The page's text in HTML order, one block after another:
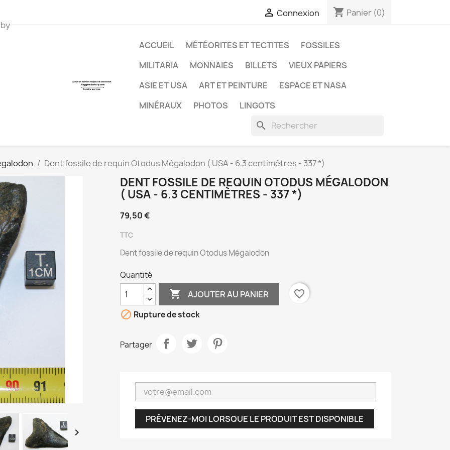
 Connexion shopping_cart Panier (0)
ACCUEIL MÉTÉORITES ET TECTITES
FOSSILES
MILITARIA
MONNAIES BILLETS
VIEUX PAPIERS
ASIE ET USA
ART ET PEINTURE
ESPACE ET NASA
MINÉRAUX
PHOTOS LINGOTS
search
Dent fossile de requin Otodus Mégalodon ( USA - 6.3 centimètres - 337 *)

DENT FOSSILE DE REQUIN OTODUS MÉGALODON
( USA - 6.3 CENTIMÈTRES - 337 *)
79,50 €
TTC
Dent fossile de requin Otodus Mégalodon
Quantité
 AJOUTER AU PANIER
favorite_border
 Rupture de stock
Partager
PRÉVENEZ-MOI LORSQUE LE PRODUIT EST DISPONIBLE